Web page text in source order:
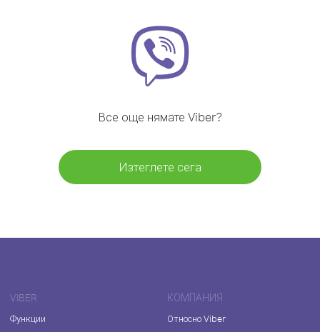
Все още нямате Viber?
Изтеглете сега
VIBER
Функции
КОМПАНИЯ
Относно Viber